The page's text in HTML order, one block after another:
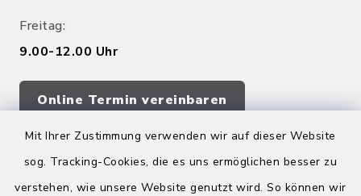
Mit Ihrer Zustimmung verwenden wir auf dieser Website
sog. Tracking-Cookies, die es uns ermöglichen besser zu
verstehen, wie unsere Website genutzt wird. So können wir
Freitag:
9.00-12.00 Uhr
Online Termin vereinbaren
Quicklinks